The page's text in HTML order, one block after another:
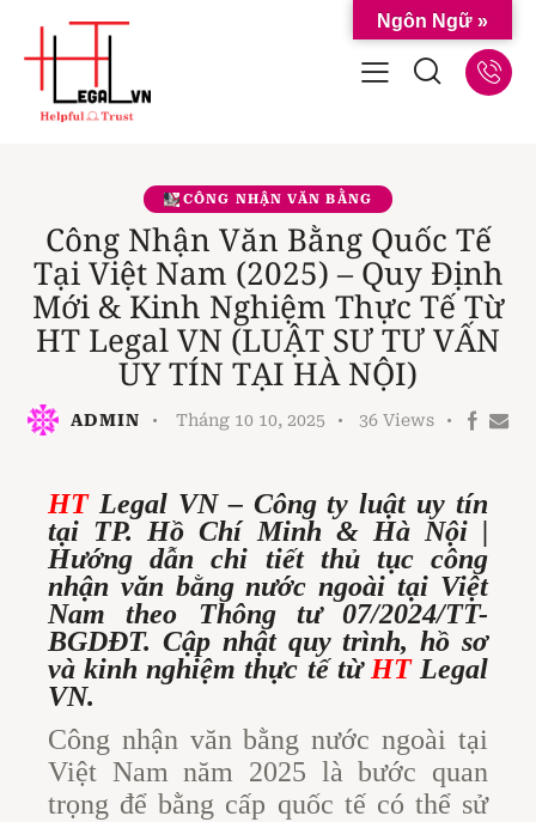
CÔNG NHẬN VĂN BẰNG
Công Nhận Văn Bằng Quốc Tế
Tại Việt Nam (2025) – Quy Định
Mới & Kinh Nghiệm Thực Tế Từ
HT Legal VN (LUẬT SƯ TƯ VẤN
UY TÍN TẠI HÀ NỘI)
ADMIN Tháng 10 10, 2025 36 Views
HTLegal VN – Công ty luật uy tín
tại TP. Hồ Chí Minh & Hà Nội |
Hướng dẫn chi tiết thủ tục công
nhận văn bằng nước ngoài tại Việt
Nam theo Thông tư 07/2024/TT-
BGDĐT. Cập nhật quy trình, hồ sơ
và kinh nghiệm thực tế từ HTLegal
VN.
Công nhận văn bằng nước ngoài tại
Việt Nam năm 2025 là bước quan
trọng để bằng cấp quốc tế có thể sử
Ngôn Ngữ »